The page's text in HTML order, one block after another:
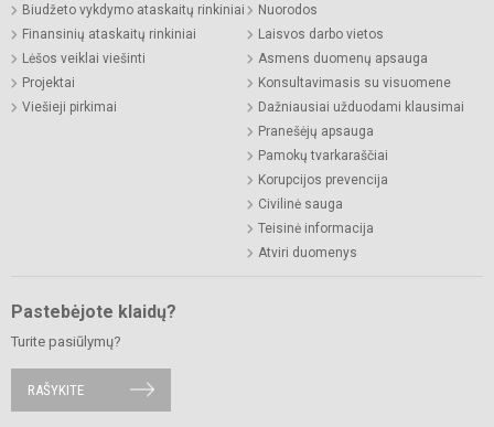
Biudžeto vykdymo ataskaitų rinkiniai
Finansinių ataskaitų rinkiniai
Lėšos veiklai viešinti
Projektai
Viešieji pirkimai
Nuorodos
Laisvos darbo vietos
Asmens duomenų apsauga
Konsultavimasis su visuomene
Dažniausiai užduodami klausimai
Pranešėjų apsauga
Pamokų tvarkaraščiai
Korupcijos prevencija
Civilinė sauga
Teisinė informacija
Atviri duomenys
Pastebėjote klaidų?
Turite pasiūlymų?
RAŠYKITE